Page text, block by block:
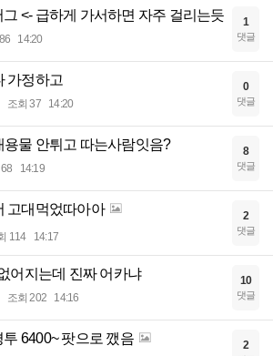
<- 급하게 가서하면 자주 걸리는듯
14:20
1
댓글
가정하고
조회 37 14:20
0
댓글
용물 안튀고 따는사람잇음?
14:19
8
댓글
고대먹었따아아
114 14:17
2
댓글
어지는데 진짜 어카냐
조회 202 14:16
10
댓글
6400~ 팟으로 깼음 2